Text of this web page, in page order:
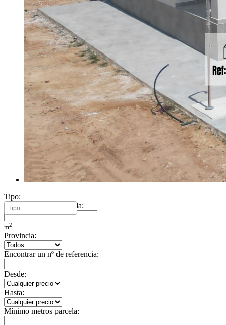
Tipo:
Mínimo metros vivienda:
m2
Provincia:
Encontrar un nº de referencia:
Desde:
Hasta:
Mínimo metros parcela: